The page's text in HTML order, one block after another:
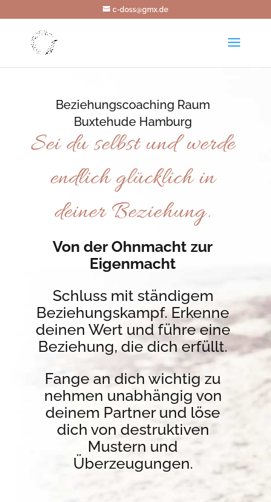
c-doss@gmx.de
Beziehungscoaching Raum
Buxtehude Hamburg
Sei du selbst und werde
endlich glücklich in
deiner Beziehung.
Von der Ohnmacht zur
Eigenmacht
Schluss mit ständigem
Beziehungskampf. Erkenne
deinen Wert und führe eine
Beziehung, die dich erfüllt.
Fange an dich wichtig zu
nehmen unabhängig von
deinem Partner und löse
dich von destruktiven
Mustern und
Überzeugungen.